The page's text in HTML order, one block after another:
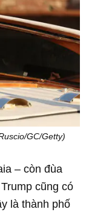
GC/Getty)
– còn đùa
cũng có
là thành phố